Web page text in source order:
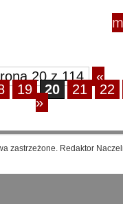
20 z 114
«
19 20 21
22
»
zastrzeżone. Redaktor